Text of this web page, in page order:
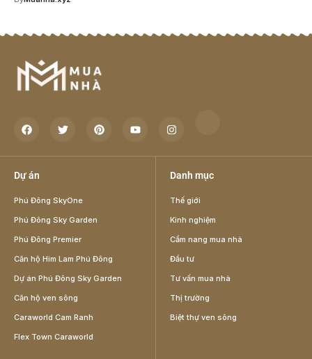
Dự án
Phú Đông SkyOne
Phú Đông Sky Garden
Phú Đông Premier
Căn hộ Him Lam Phú Đông
Dự án Phú Đông Sky Garden
Căn hộ ven sông
Caraworld Cam Ranh
Flex Town Caraworld
Danh mục
Thế giới
Kinh nghiệm
Cẩm nang mua nhà
Đầu tư
Tư vấn mua nhà
Thị trường
Biệt thự ven sông